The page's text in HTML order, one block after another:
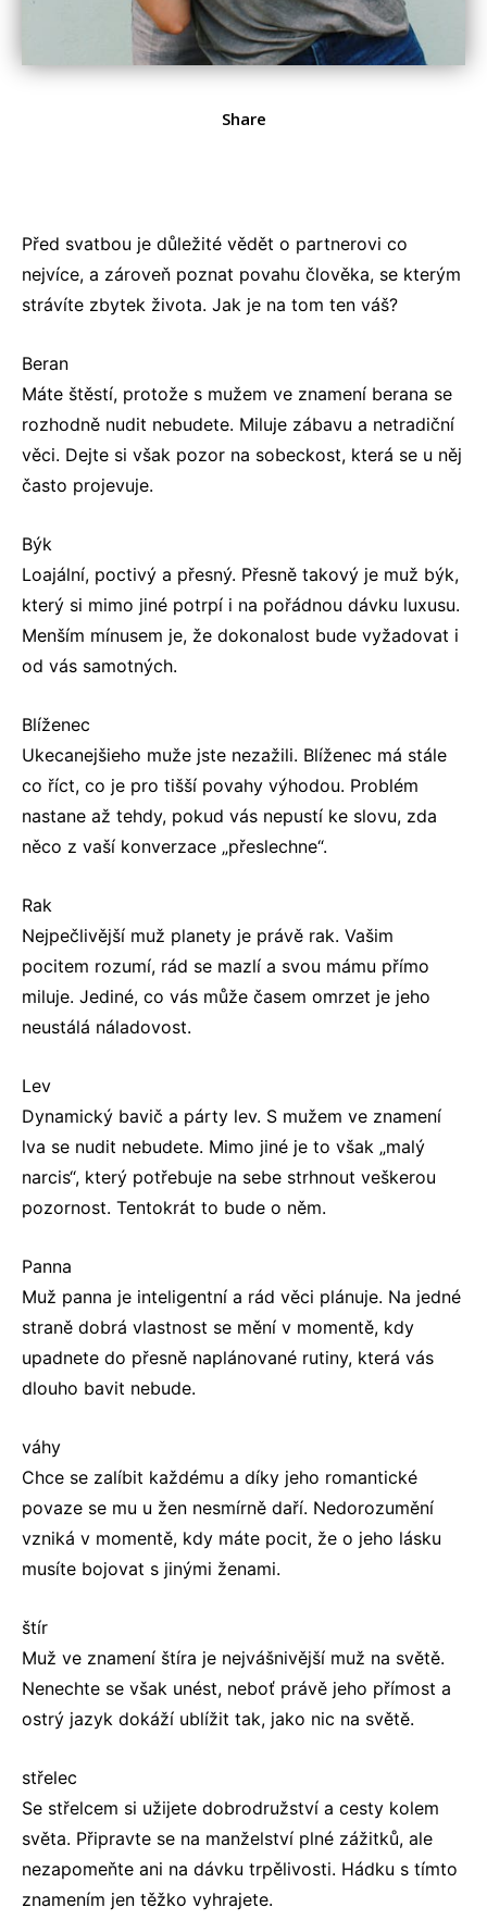
Share
Před svatbou je důležité vědět o partnerovi co
nejvíce, a zároveň poznat povahu člověka, se kterým
strávíte zbytek života. Jak je na tom ten váš?
Beran
Máte štěstí, protože s mužem ve znamení berana se
rozhodně nudit nebudete. Miluje zábavu a netradiční
věci. Dejte si však pozor na sobeckost, která se u něj
často projevuje.
Býk
Loajální, poctivý a přesný. Přesně takový je muž býk,
který si mimo jiné potrpí i na pořádnou dávku luxusu.
Menším mínusem je, že dokonalost bude vyžadovat i
od vás samotných.
Blíženec
Ukecanejšieho muže jste nezažili. Blíženec má stále
co říct, co je pro tišší povahy výhodou. Problém
nastane až tehdy, pokud vás nepustí ke slovu, zda
něco z vaší konverzace „přeslechne“.
Rak
Nejpečlivější muž planety je právě rak. Vašim
pocitem rozumí, rád se mazlí a svou mámu přímo
miluje. Jediné, co vás může časem omrzet je jeho
neustálá náladovost.
Lev
Dynamický bavič a párty lev. S mužem ve znamení
lva se nudit nebudete. Mimo jiné je to však „malý
narcis“, který potřebuje na sebe strhnout veškerou
pozornost. Tentokrát to bude o něm.
Panna
Muž panna je inteligentní a rád věci plánuje. Na jedné
straně dobrá vlastnost se mění v momentě, kdy
upadnete do přesně naplánované rutiny, která vás
dlouho bavit nebude.
váhy
Chce se zalíbit každému a díky jeho romantické
povaze se mu u žen nesmírně daří. Nedorozumění
vzniká v momentě, kdy máte pocit, že o jeho lásku
musíte bojovat s jinými ženami.
štír
Muž ve znamení štíra je nejvášnivější muž na světě.
Nenechte se však unést, neboť právě jeho přímost a
ostrý jazyk dokáží ublížit tak, jako nic na světě.
střelec
Se střelcem si užijete dobrodružství a cesty kolem
světa. Připravte se na manželství plné zážitků, ale
nezapomeňte ani na dávku trpělivosti. Hádku s tímto
znamením jen těžko vyhrajete.